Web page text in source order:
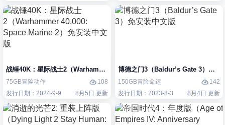
战锤40K：星际战士2（Warhammer 40,000: Space Marine 2）免安装中文
75GB冒险动作
108
发行日期：2024-9-9
8月5日 更新
博德之门3（Baldur’s Gate 3）免安
150GB冒险命运
142
发行日期：2023-8-3
8月4日 更新